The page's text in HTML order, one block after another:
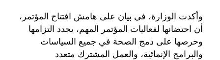
وأكدت الوزارة، في بيان على هامش افتتاح المؤتمر،
أن احتضانها لفعاليات المؤتمر المهم، يجدد التزامها
وحرصها على دمج الصحة في جميع السياسات
والبرامج الإنمائية، والعمل المشترك متعدد